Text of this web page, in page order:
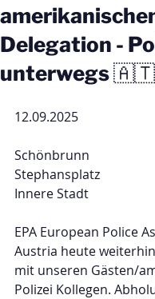
Delegation -
unterwegs
12.09.2025
Schönbrunn
Stephansplatz
Innere Stadt
EPA European Police
Austria heute
mit unseren Gästen/
Polizei Kollegen.